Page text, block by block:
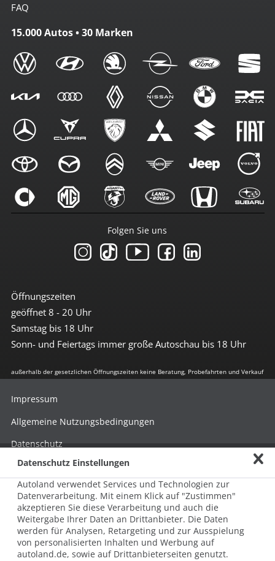
FAQ
15.000 Autos • 30 Marken
Öffnungszeiten
geöffnet 8 - 20 Uhr
Samstag bis 18 Uhr
Sonn- und Feiertags immer große Autoschau bis 18 Uhr
Folgen Sie uns
außerhalb der gesetzlichen Öffnungszeiten keine Beratung, Probefahrten und Verkauf
© 2026 AUTOLAND 24 SE & Co. Betriebs KG
Werner-von-Siemens-Str. 2, 06796 Brehna, Deutschland
Impressum
Allgemeine Nutzungsbedingungen
Datenschutz
Hinweisgebersystem nach HinSchG
Beschwerde nach LkSG
Grundsatzerklärung zum LkSG
Datenschutz Einstellungen
Autoland verwendet Services und Technologien zur
Datenverarbeitung. Mit einem Klick auf "Zustimmen"
akzeptieren Sie diese Verarbeitung und auch die
Weitergabe Ihrer Daten an Drittanbieter. Die Daten
werden für Analysen, Retargeting und zur Ausspielung
von personalisierten Inhalten und Werbung auf
autoland.de, sowie auf Drittanbieterseiten genutzt.